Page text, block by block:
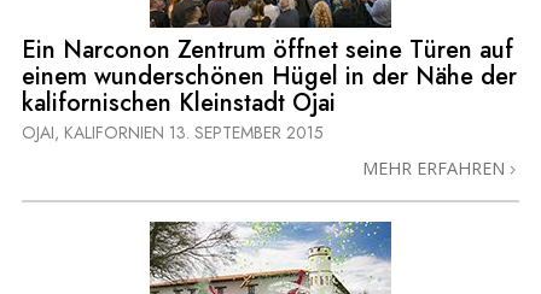
Ein Narconon Zentrum öffnet seine Türen auf
einem wunderschönen Hügel in der Nähe der
kalifornischen Kleinstadt Ojai
OJAI, KALIFORNIEN 13. SEPTEMBER 2015
MEHR ERFAHREN